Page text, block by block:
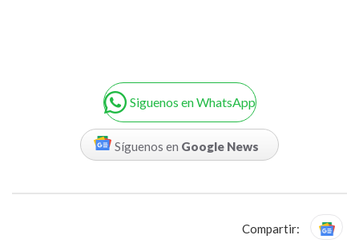
Siguenos en WhatsApp
Síguenos en Google News
Compartir: